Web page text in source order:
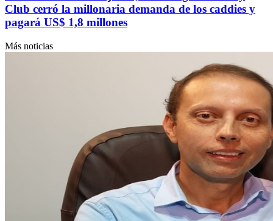
Club cerró la millonaria demanda de los caddies y
pagará US$ 1,8 millones
Más noticias